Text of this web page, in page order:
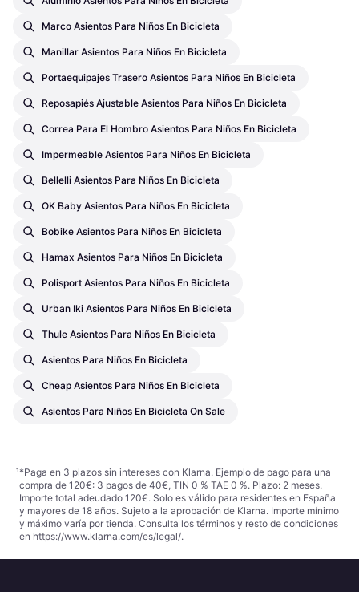
Marco Asientos Para Niños En Bicicleta
Manillar Asientos Para Niños En Bicicleta
Portaequipajes Trasero Asientos Para Niños En Bicicleta
Reposapiés Ajustable Asientos Para Niños En Bicicleta
Correa Para El Hombro Asientos Para Niños En Bicicleta
Impermeable Asientos Para Niños En Bicicleta
Bellelli Asientos Para Niños En Bicicleta
OK Baby Asientos Para Niños En Bicicleta
Bobike Asientos Para Niños En Bicicleta
Hamax Asientos Para Niños En Bicicleta
Polisport Asientos Para Niños En Bicicleta
Urban Iki Asientos Para Niños En Bicicleta
Thule Asientos Para Niños En Bicicleta
Asientos Para Niños En Bicicleta
Cheap Asientos Para Niños En Bicicleta
Asientos Para Niños En Bicicleta On Sale
¹*Paga en 3 plazos sin intereses con Klarna. Ejemplo de pago para una
compra de 120€: 3 pagos de 40€, TIN 0 % TAE 0 %. Plazo: 2 meses.
Importe total adeudado 120€. Solo es válido para residentes en España
y mayores de 18 años. Sujeto a la aprobación de Klarna. Importe mínimo
y máximo varía por tienda. Consulta los términos y resto de condiciones
en https://www.klarna.com/es/legal/.